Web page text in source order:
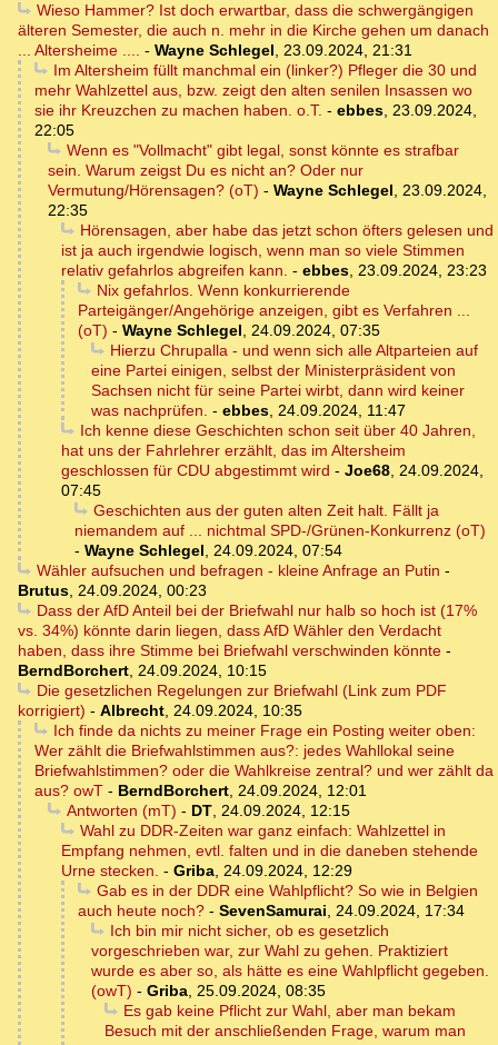
Wieso Hammer? Ist doch erwartbar, dass die schwergängigen
älteren Semester, die auch n. mehr in die Kirche gehen um danach
... Altersheime .... - Wayne Schlegel, 23.09.2024, 21:31
Im Altersheim füllt manchmal ein (linker?) Pfleger die 30 und
mehr Wahlzettel aus, bzw. zeigt den alten senilen Insassen wo
sie ihr Kreuzchen zu machen haben. o.T. - ebbes, 23.09.2024,
22:05
Wenn es "Vollmacht" gibt legal, sonst könnte es strafbar
sein. Warum zeigst Du es nicht an? Oder nur
Vermutung/Hörensagen? (oT) - Wayne Schlegel, 23.09.2024,
22:35
Hörensagen, aber habe das jetzt schon öfters gelesen und
ist ja auch irgendwie logisch, wenn man so viele Stimmen
relativ gefahrlos abgreifen kann. - ebbes, 23.09.2024, 23:23
Nix gefahrlos. Wenn konkurrierende
Parteigänger/Angehörige anzeigen, gibt es Verfahren ...
(oT) - Wayne Schlegel, 24.09.2024, 07:35
Hierzu Chrupalla - und wenn sich alle Altparteien auf
eine Partei einigen, selbst der Ministerpräsident von
Sachsen nicht für seine Partei wirbt, dann wird keiner
was nachprüfen. - ebbes, 24.09.2024, 11:47
Ich kenne diese Geschichten schon seit über 40 Jahren,
hat uns der Fahrlehrer erzählt, das im Altersheim
geschlossen für CDU abgestimmt wird - Joe68, 24.09.2024,
07:45
Geschichten aus der guten alten Zeit halt. Fällt ja
niemandem auf ... nichtmal SPD-/Grünen-Konkurrenz (oT)
- Wayne Schlegel, 24.09.2024, 07:54
Wähler aufsuchen und befragen - kleine Anfrage an Putin -
Brutus, 24.09.2024, 00:23
Dass der AfD Anteil bei der Briefwahl nur halb so hoch ist (17%
vs. 34%) könnte darin liegen, dass AfD Wähler den Verdacht
haben, dass ihre Stimme bei Briefwahl verschwinden könnte -
BerndBorchert, 24.09.2024, 10:15
Die gesetzlichen Regelungen zur Briefwahl (Link zum PDF
korrigiert) - Albrecht, 24.09.2024, 10:35
Ich finde da nichts zu meiner Frage ein Posting weiter oben:
Wer zählt die Briefwahlstimmen aus?: jedes Wahllokal seine
Briefwahlstimmen? oder die Wahlkreise zentral? und wer zählt da
aus? owT - BerndBorchert, 24.09.2024, 12:01
Antworten (mT) - DT, 24.09.2024, 12:15
Wahl zu DDR-Zeiten war ganz einfach: Wahlzettel in
Empfang nehmen, evtl. falten und in die daneben stehende
Urne stecken. - Griba, 24.09.2024, 12:29
Gab es in der DDR eine Wahlpflicht? So wie in Belgien
auch heute noch? - SevenSamurai, 24.09.2024, 17:34
Ich bin mir nicht sicher, ob es gesetzlich
vorgeschrieben war, zur Wahl zu gehen. Praktiziert
wurde es aber so, als hätte es eine Wahlpflicht gegeben.
(owT) - Griba, 25.09.2024, 08:35
Es gab keine Pflicht zur Wahl, aber man bekam
Besuch mit der anschließenden Frage, warum man